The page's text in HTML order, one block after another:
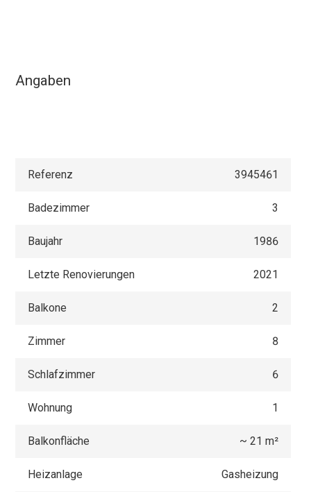
Angaben
Referenz 3945461
Badezimmer 3
Baujahr 1986
Letzte Renovierungen 2021
Balkone 2
Zimmer 8
Schlafzimmer 6
Wohnung 1
Balkonfläche ~ 21 m²
Heizanlage Gasheizung